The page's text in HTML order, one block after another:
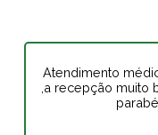
Atendimento
,a recepção muito